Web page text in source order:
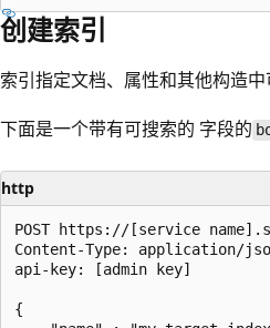
创建索引
索引指定文档、属性和其他构造中
下面是一个带有可搜索的 字段的
http
POST https://[service
Content-Type: application/
api-key: [admin key]
{